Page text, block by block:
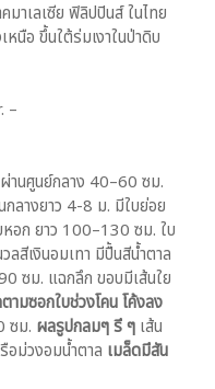
าเลเซีย ฟิลิปปินส์ ในไทย
นือ ขึ้นใต้ร่มเงาในป่าดิบ
–
านศูนย์กลาง 40–60 ซม.
กลางยาว 4-8 ม. มีใบย่อย
หอก ยาว 100–130 ซม. ใบ
สีเงินอมเทา มีปื้นสีน้ำตาล
ซม. แฉกลึก ขอบมีเส้นใย
มซอกใบช่วงโคนโค้งลง
ซม. ผลรูปกลมๆ รี ๆ เส้น
อม่วงอมน้ำตาล เมล็ดมีสัน